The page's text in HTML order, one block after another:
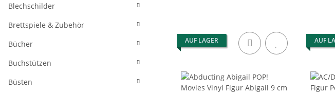
AUF LAGER AUF
Blechschilder
Brettspiele & Zubehör
Bücher
Buchstützen
Büsten